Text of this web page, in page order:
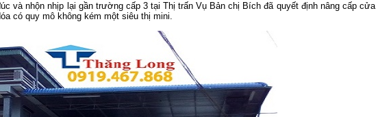
và nhộn nhịp lại gần trường cấp 3 tại Thị trấn Vụ Bản chị Bích đã quyết định nâng cấp cửa
có quy mô không kém một siêu thị mini.